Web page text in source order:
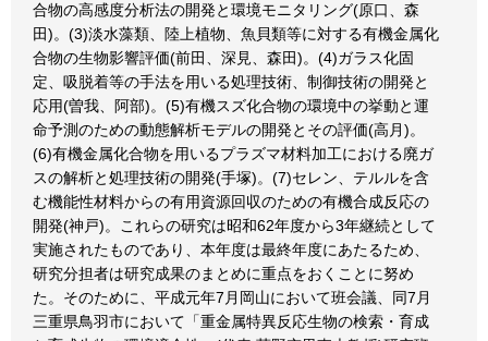
合物の高感度分析法の開発と環境モニタリング(原口、森
田)。(3)淡水藻類、陸上植物、魚貝類等に対する有機金属化
合物の生物影響評価(前田、深見、森田)。(4)ガラス化固
定、吸脱着等の手法を用いる処理技術、制御技術の開発と
応用(曽我、阿部)。(5)有機スズ化合物の環境中の挙動と運
命予測のための動態解析モデルの開発とその評価(高月)。
(6)有機金属化合物を用いるプラズマ材料加工における廃ガ
スの解析と処理技術の開発(手塚)。(7)セレン、テルルを含
む機能性材料からの有用資源回収のための有機合成反応の
開発(神戸)。これらの研究は昭和62年度から3年継続として
実施されたものであり、本年度は最終年度にあたるため、
研究分担者は研究成果のまとめに重点をおくことに努め
た。そのために、平成元年7月岡山において班会議、同7月
三重県鳥羽市において「重金属特異反応生物の検索・育成